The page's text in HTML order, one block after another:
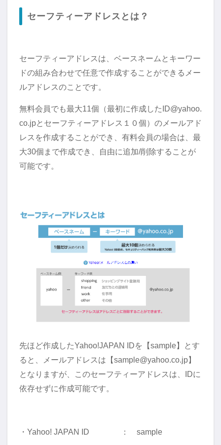
セーフティーアドレスとは？
セーフティーアドレスは、ベースネームとキーワー
ドの組み合わせで任意で作成することができるメー
ルアドレスのことです。
無料会員でも最大11個（最初に作成したID@yahoo.
co.jpとセーフティーアドレス１０個）のメールアド
レスを作成することができ、有料会員の場合は、最
大30個まで作成でき、自由に追加/削除することが
可能です。
先ほど作成したYahoo!JAPAN IDを【sample】とす
ると、メールアドレスは【sample@yahoo.co.jp】
となりますが、このセーフティーアドレスは、IDに
依存せずに作成可能です。
・Yahoo! JAPAN ID ： sample